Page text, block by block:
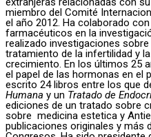
miembro del Comité
el año 2012. Ha colaborado
farmacéuticos en la
realizado investigaciones
tratamiento de la infertilidad y
crecimiento. En los últimos 25
el papel de las hormonas en el
escrito 24 libros entre los que
Humana y un Tratado de
ediciones de un tratado sobre
sobre medicina estetica y
publicaciones originales y más